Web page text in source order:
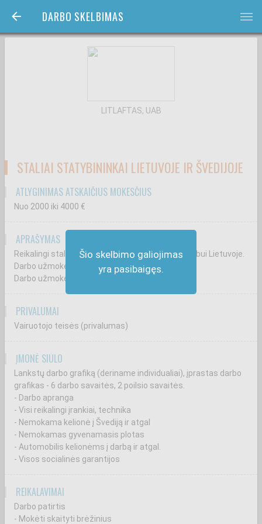
DARBO SKELBIMAS bars
Šio skelbimo galiojimas
yra pasibaigęs.
LITLAFTAS, UAB
STALIAI STATYBININKAI LIETUVOJE IR ŠVEDIJOJE
ATLYGINIMAS ATSKAIČIUS MOKESČIUS
Nuo 2000 iki 4000 €
APRAŠYMAS
Reikalingi staliai. Komandiruotėms į Švediją ir darbui Lietuvoje.
Darbo užmokestis Lietuvoje nuo 2000-2500 Eur.
Darbo užmokestis Švedijoje nuo 3000-4000 Eur.
PRIVALUMAI
Vairuotojo teisės (privalumas)
ĮMONĖ SIŪLO
Lankstų darbo grafiką (deriname individualiai), įprastas darbo
grafikas - 6 darbo savaitės, 2 poilsio savaitės.
- Darbo apranga
- Visi reikalingi įrankiai, technika
- Nemokama kelionė į Švediją ir atgal
- Nemokamas gyvenamasis plotas
- Automobilis kelionėms į darbą ir atgal.
- Visos socialinės garantijos
REIKALAVIMAI
Darbo patirtis
- Mokėti skaityti brėžinius